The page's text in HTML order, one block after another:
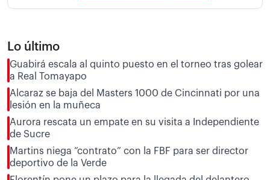
Lo último
Guabirá escala al quinto puesto en el torneo tras golear
a Real Tomayapo
Alcaraz se baja del Masters 1000 de Cincinnati por una
lesión en la muñeca
Aurora rescata un empate en su visita a Independiente
de Sucre
Martins niega “contrato” con la FBF para ser director
deportivo de la Verde